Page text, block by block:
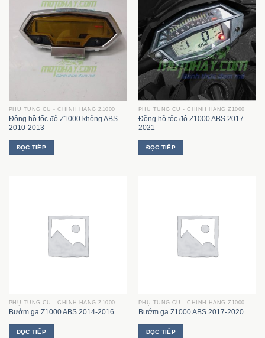
PHỤ TÙNG CŨ - CHÍNH HÃNG Z1000
Đồng hồ tốc độ Z1000 không ABS
2010-2013
ĐỌC TIẾP
PHỤ TÙNG CŨ - CHÍNH HÃNG Z1000
Đồng hồ tốc độ Z1000 ABS 2017-
2021
ĐỌC TIẾP
PHỤ TÙNG CŨ - CHÍNH HÃNG Z1000
Bướm ga Z1000 ABS 2014-2016
ĐỌC TIẾP
PHỤ TÙNG CŨ - CHÍNH HÃNG Z1000
Bướm ga Z1000 ABS 2017-2020
ĐỌC TIẾP